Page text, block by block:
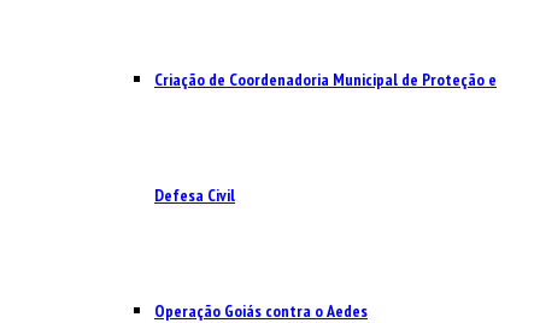
Criação de Coordenadoria Municipal de Proteção e
Defesa Civil
Operação Goiás contra o Aedes